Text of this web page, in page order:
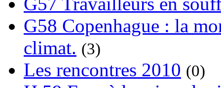
G58 Copenhague : la
climat. (3)
Les rencontres 2010 (0)